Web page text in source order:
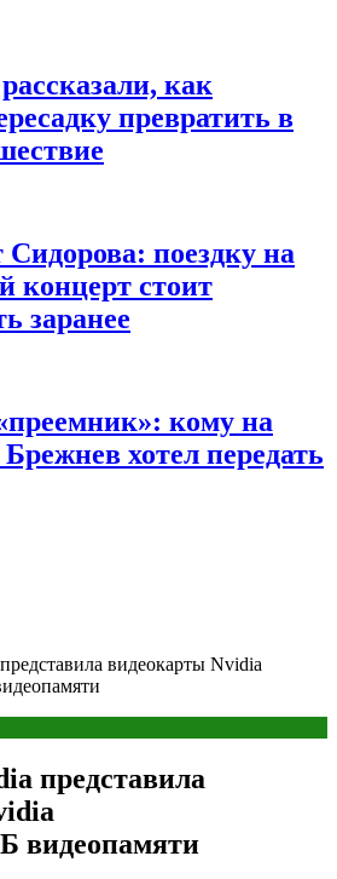
как
превратить в
Сидорова: поездку на
концерт стоит
заранее
кому на
хотел передать
видеокарты Nvidia
представила
видеопамяти